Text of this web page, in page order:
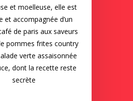
et moelleuse, elle est
et accompagnée d’un
de paris aux saveurs
pommes frites country
verte assaisonnée
dont la recette reste
secrète